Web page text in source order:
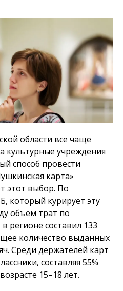
области все чаще
культурные учреждения
способ провести
карта»
этот выбор. По
который курирует эту
объем трат по
регионе составил 133
количество выданных
Среди держателей карт
составляя 55%
15–18 лет.